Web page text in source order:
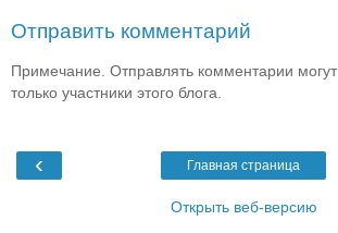
Отправить комментарий
Примечание. Отправлять комментарии могут
только участники этого блога.
‹ Главная страница
Открыть веб-версию